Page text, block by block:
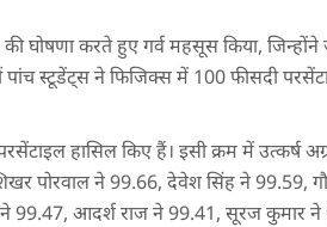
करते हुए गर्व महसूस किया, जिन्होंने
स्टूडेंट्स ने फिजिक्स में 100 फीसदी
हासिल किए हैं। इसी क्रम में उत्कर्ष
पोरवाल ने 99.66, देवेश सिंह ने 99.59,
ने 99.47, आदर्श राज ने 99.41, सूरज कुमार